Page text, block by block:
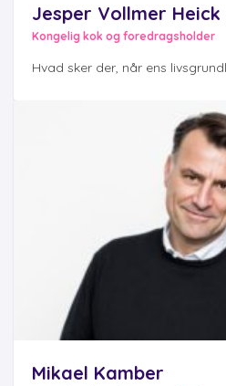
Jesper Vollmer Heick
Kongelig kok og foredragsholder
Hvad sker der, når ens
Mikael Kamber